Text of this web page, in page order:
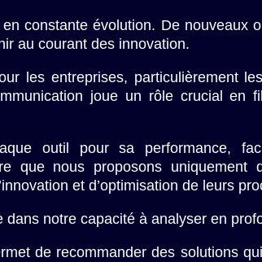
constante évolution. De nouveaux
au courant des innovation.
les entreprises, particulièrement
joue un rôle crucial en
outil pour sa performance,
que nous proposons
et d’optimisation de leurs
notre capacité à analyser en
de recommander des solutions